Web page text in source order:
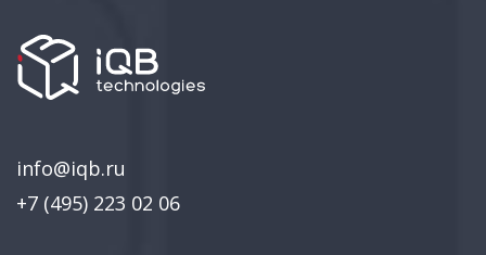
info@iqb.ru
+7 (495) 223 02 06